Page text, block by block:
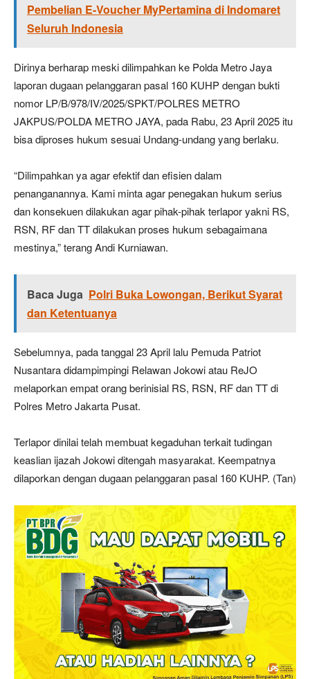
Pembelian E-Voucher MyPertamina di Indomaret
Seluruh Indonesia
Dirinya berharap meski dilimpahkan ke Polda Metro Jaya
laporan dugaan pelanggaran pasal 160 KUHP dengan bukti
nomor LP/B/978/IV/2025/SPKT/POLRES METRO
JAKPUS/POLDA METRO JAYA, pada Rabu, 23 April 2025 itu
bisa diproses hukum sesuai Undang-undang yang berlaku.
“Dilimpahkan ya agar efektif dan efisien dalam
penanganannya. Kami minta agar penegakan hukum serius
dan konsekuen dilakukan agar pihak-pihak terlapor yakni RS,
RSN, RF dan TT dilakukan proses hukum sebagaimana
mestinya,” terang Andi Kurniawan.
Baca Juga Polri Buka Lowongan, Berikut Syarat
dan Ketentuanya
Sebelumnya, pada tanggal 23 April lalu Pemuda Patriot
Nusantara didampimpingi Relawan Jokowi atau ReJO
melaporkan empat orang berinisial RS, RSN, RF dan TT di
Polres Metro Jakarta Pusat.
Terlapor dinilai telah membuat kegaduhan terkait tudingan
keaslian ijazah Jokowi ditengah masyarakat. Keempatnya
dilaporkan dengan dugaan pelanggaran pasal 160 KUHP. (Tan)